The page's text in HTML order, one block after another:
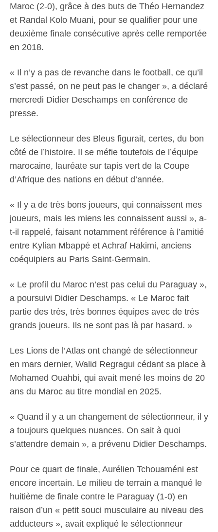
Maroc (2-0), grâce à des buts de Théo Hernandez
et Randal Kolo Muani, pour se qualifier pour une
deuxième finale consécutive après celle remportée
en 2018.
« Il n’y a pas de revanche dans le football, ce qu’il
s’est passé, on ne peut pas le changer », a déclaré
mercredi Didier Deschamps en conférence de
presse.
Le sélectionneur des Bleus figurait, certes, du bon
côté de l’histoire. Il se méfie toutefois de l’équipe
marocaine, lauréate sur tapis vert de la Coupe
d’Afrique des nations en début d’année.
« Il y a de très bons joueurs, qui connaissent mes
joueurs, mais les miens les connaissent aussi », a-
t-il rappelé, faisant notamment référence à l’amitié
entre Kylian Mbappé et Achraf Hakimi, anciens
coéquipiers au Paris Saint-Germain.
« Le profil du Maroc n’est pas celui du Paraguay »,
a poursuivi Didier Deschamps. « Le Maroc fait
partie des très, très bonnes équipes avec de très
grands joueurs. Ils ne sont pas là par hasard. »
Les Lions de l’Atlas ont changé de sélectionneur
en mars dernier, Walid Regragui cédant sa place à
Mohamed Ouahbi, qui avait mené les moins de 20
ans du Maroc au titre mondial en 2025.
« Quand il y a un changement de sélectionneur, il y
a toujours quelques nuances. On sait à quoi
s’attendre demain », a prévenu Didier Deschamps.
Pour ce quart de finale, Aurélien Tchouaméni est
encore incertain. Le milieu de terrain a manqué le
huitième de finale contre le Paraguay (1-0) en
raison d’un « petit souci musculaire au niveau des
adducteurs », avait expliqué le sélectionneur